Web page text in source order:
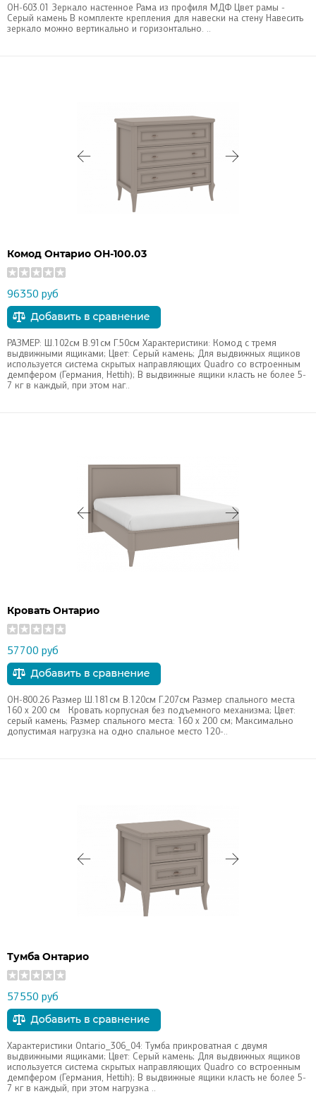
ОН-603.01 Зеркало настенное Рама из профиля МДФ Цвет рамы -
Серый камень В комплекте крепления для навески на стену Навесить
зеркало можно вертикально и горизонтально. ..
Комод Онтарио ОН-100.03
96350 руб
РАЗМЕР: Ш.102см В.91см Г.50см Характеристики: Комод с тремя
выдвижными ящиками; Цвет: Серый камень; Для выдвижных ящиков
используется система скрытых направляющих Quadro со встроенным
демпфером (Германия, Hettih); В выдвижные ящики класть не более 5-
7 кг в каждый, при этом наг..
Кровать Онтарио
57700 руб
ОН-800.26 Размер Ш.181см В.120см Г.207см Размер спального места
160 х 200 см Кровать корпусная без подъемного механизма; Цвет:
серый камень; Размер спального места: 160 х 200 см; Максимально
допустимая нагрузка на одно спальное место 120-..
Тумба Онтарио
57550 руб
Характеристики Ontario_306_04: Тумба прикроватная с двумя
выдвижными ящиками; Цвет: Серый камень; Для выдвижных ящиков
используется система скрытых направляющих Quadro со встроенным
демпфером (Германия, Hettih); В выдвижные ящики класть не более 5-
7 кг в каждый, при этом нагрузка ..